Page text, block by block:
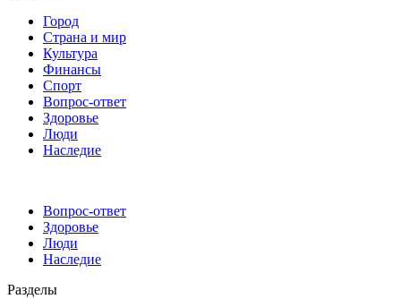
Город
Страна и мир
Культура
Финансы
Спорт
Вопрос-ответ
Здоровье
Люди
Наследие
Вопрос-ответ
Здоровье
Люди
Наследие
Разделы